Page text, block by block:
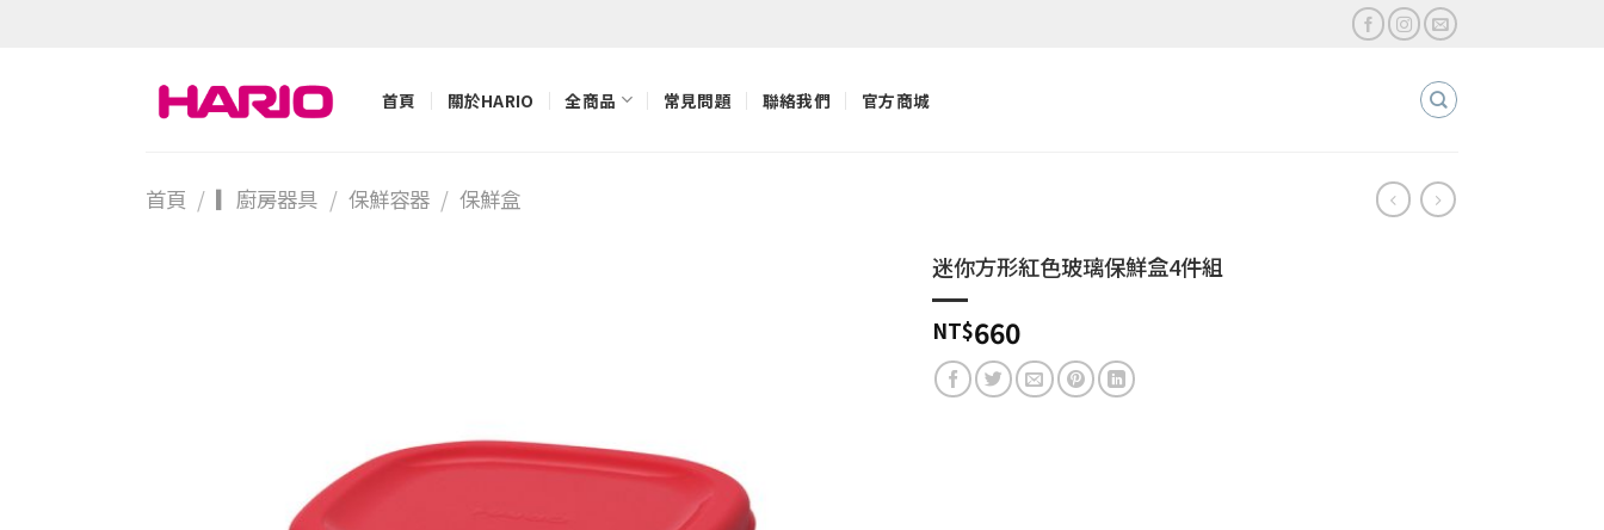
首頁 關於HARIO 全商品 常見問題 聯絡我們 官方商城
首頁 / ▎廚房器具 / 保鮮容器 / 保鮮盒
迷你方形紅色玻璃保鮮盒4件組
NT$660